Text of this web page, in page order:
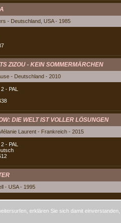
- Deutschland, USA - 1985
ZIZOU - KEIN SOMMERMÄRCHEN
- Deutschland - 2010
- PAL
DIE WELT IST VOLLER LÖSUNGEN
Laurent - Frankreich - 2015
- PAL
- USA - 1995
erklären Sie sich damit